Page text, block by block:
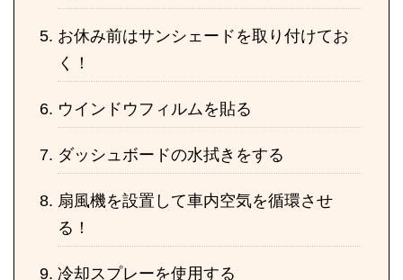
お休み前はサンシェードを取り付けてお
く！
ウインドウフィルムを貼る
ダッシュボードの水拭きをする
扇風機を設置して車内空気を循環させ
る！
冷却スプレーを使用する